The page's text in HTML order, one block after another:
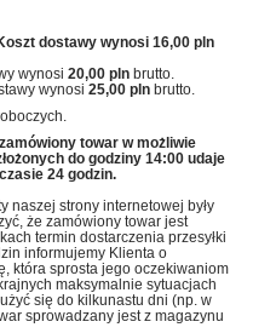
dostawy wynosi 16,00 pln
wynosi 20,00 pln brutto.
wynosi 25,00 pln brutto.
towar w możliwie
do godziny 14:00 udaje
24 godzin.
naszej strony internetowej były
że zamówiony towar jest
termin dostarczenia przesyłki
informujemy Klienta o
która sprosta jego oczekiwaniom
maksymalnie sytuacjach
się do kilkunastu dni (np. w
sprowadzany jest z magazynu